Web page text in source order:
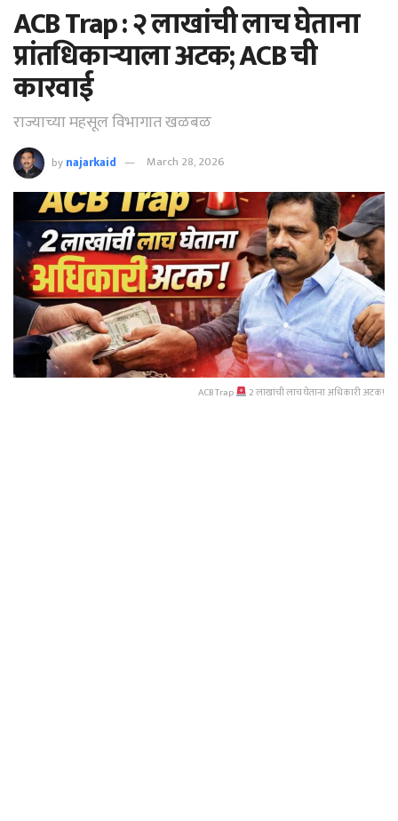
ACB Trap : २ लाखांची लाच घेताना
प्रांतधिकाऱ्याला अटक; ACB ची
कारवाई
राज्याच्या महसूल विभागात खळबळ
bynajarkaid March 28, 2026
ACB Trap 2 लाखांची लाच घेताना अधिकारी अटक!